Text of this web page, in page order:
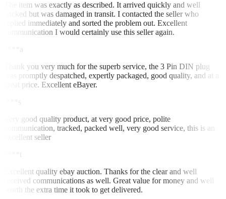
The item was exactly as described. It arrived quickly and well
packed but was damaged in transit. I contacted the seller who
replied immediately and sorted the problem out. Excellent
communication I would certainly use this seller again.
z***a
Thank you very much for the superb service, the 3 Pin DIN plug
was promptly despatched, expertly packaged, good quality, and at a
great price. Excellent eBayer.
i***s
Very good quality product, at very good price, polite
communication, tracked, packed well, very good service, this is an
excellent seller
Excellent quality ebay auction. Thanks for the clear and well
received communications as well. Great value for money and well
worth the extra time it took to get delivered.